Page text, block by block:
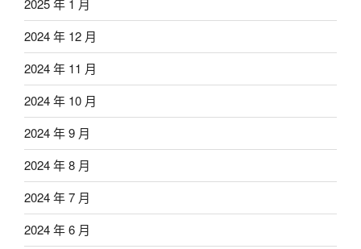
2025 年 1 月
2024 年 12 月
2024 年 11 月
2024 年 10 月
2024 年 9 月
2024 年 8 月
2024 年 7 月
2024 年 6 月